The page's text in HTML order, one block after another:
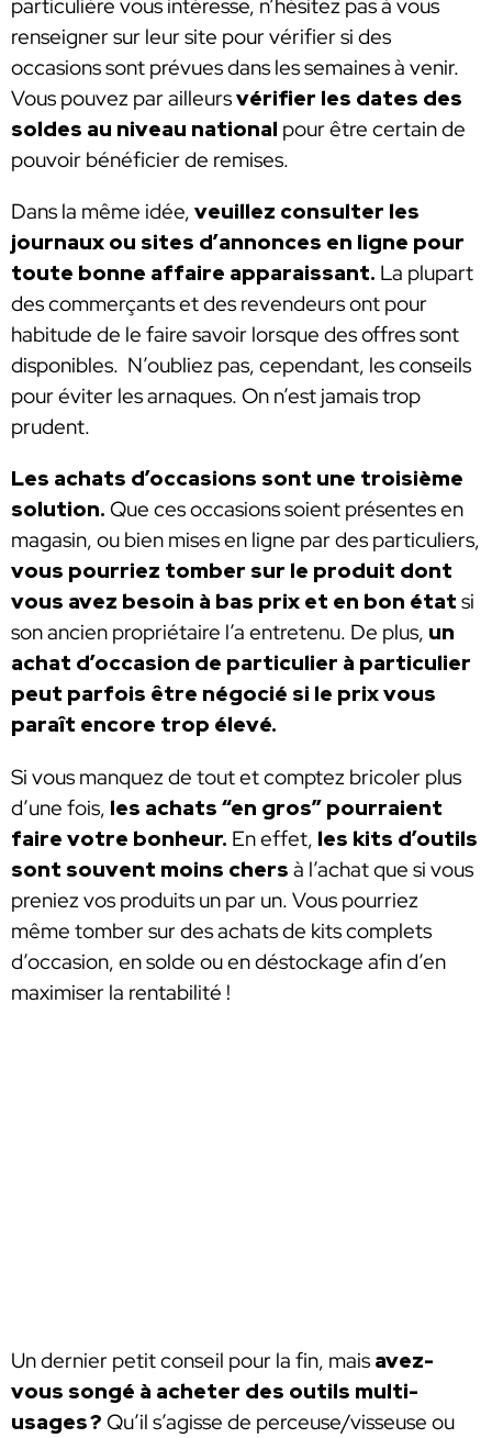
particulière vous intéresse, n’hésitez pas à vous
renseigner sur leur site pour vérifier si des
occasions sont prévues dans les semaines à venir.
Vous pouvez par ailleursvérifier les dates des
soldes au niveau national pour être certain de
pouvoir bénéficier de remises.
Dans la même idée, veuillez consulter les
journaux ou sites d’annonces en ligne pour
toute bonne affaire apparaissant. La plupart
des commerçants et des revendeurs ont pour
habitude de le faire savoir lorsque des offres sont
disponibles. N’oubliez pas, cependant, les conseils
pour éviter les arnaques. On n’est jamais trop
prudent.
Les achats d’occasions sont une troisième
solution. Que ces occasions soient présentes en
magasin, ou bien mises en ligne par des particuliers,
vous pourriez tomber sur le produit dont
vous avez besoin à bas prix et en bon état si
son ancien propriétaire l’a entretenu. De plus, un
achat d’occasion de particulier à particulier
peut parfois être négocié si le prix vous
paraît encore trop élevé.
Si vous manquez de tout et comptez bricoler plus
d’une fois, les achats “en gros” pourraient
faire votre bonheur. En effet, les kits d’outils
sont souvent moins chers à l’achat que si vous
preniez vos produits un par un. Vous pourriez
même tomber sur des achats de kits complets
d’occasion, en solde ou en déstockage afin d’en
maximiser la rentabilité !
Un dernier petit conseil pour la fin, mais avez-
vous songé à acheter des outils multi-
usages ? Qu’il s’agisse de perceuse/visseuse ou